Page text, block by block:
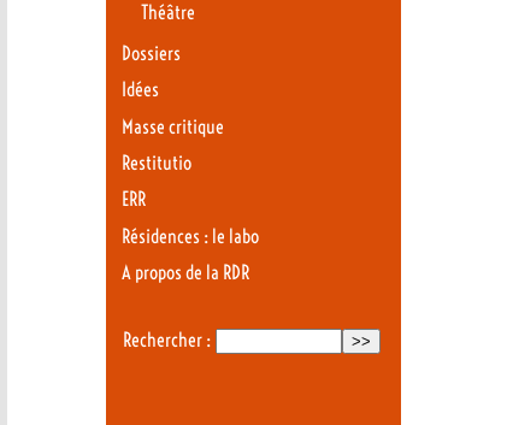
Théâtre
Dossiers
Idées
Masse critique
Restitutio
ERR
Résidences : le labo
A propos de la RDR
Rechercher :